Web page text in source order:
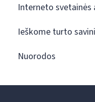
Interneto
Ieškome turto
Nuorodos